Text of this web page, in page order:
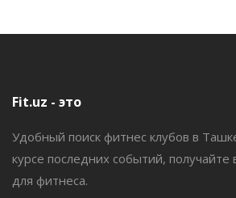
Fit.uz - это
Удобный поиск фитнес клубов в
курсе последних событий,
для фитнеса.